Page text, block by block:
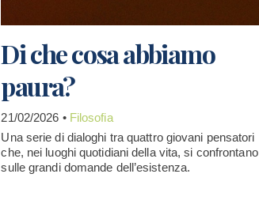
Di che cosa abbiamo
paura?
21/02/2026 • Filosofia
Una serie di dialoghi tra quattro giovani pensatori
che, nei luoghi quotidiani della vita, si confrontano
sulle grandi domande dell’esistenza.